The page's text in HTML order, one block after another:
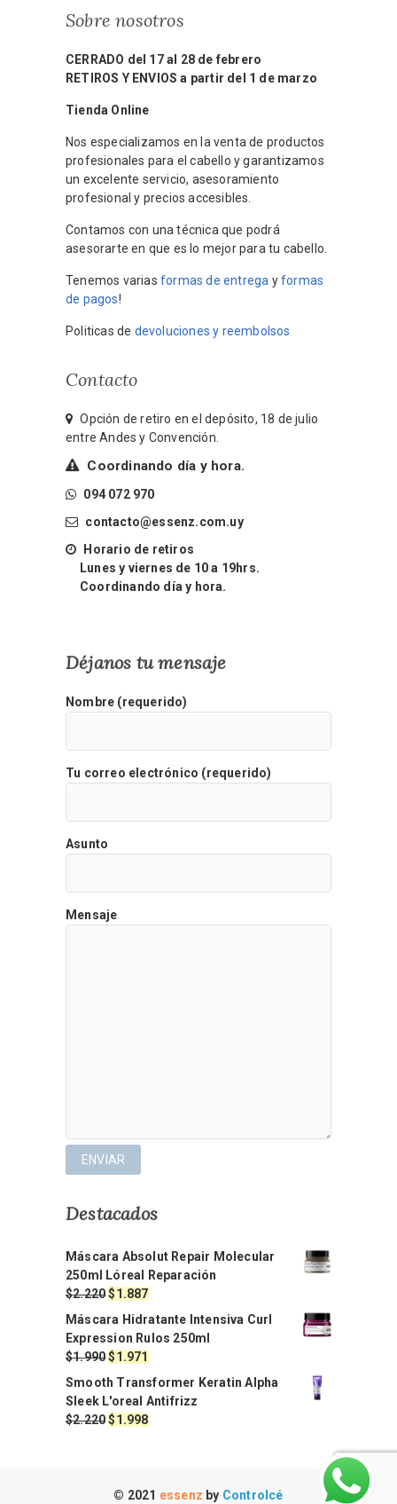
Sobre nosotros
CERRADO del 17 al 28 de febrero
RETIROS Y ENVIOS a partir del 1 de marzo
Tienda Online
Nos especializamos en la venta de productos
profesionales para el cabello y garantizamos
un excelente servicio, asesoramiento
profesional y precios accesibles.
Contamos con una técnica que podrá
asesorarte en que es lo mejor para tu cabello.
Tenemos varias formas de entrega yformas
de pagos!
Politicas de devoluciones y reembolsos
Contacto
Opción de retiro en el depósito, 18 de julio
entre Andes y Convención.
Coordinando día y hora.
094 072 970
contacto@essenz.com.uy
Horario de retiros
Lunes y viernes de 10 a 19hrs.
Coordinando día y hora.
Déjanos tu mensaje
Nombre (requerido)
Tu correo electrónico (requerido)
Asunto
Mensaje
Destacados
Máscara Absolut Repair Molecular
250ml Lóreal Reparación
$2.220El
precio
original
era:
$2.220.
$1.887El
actual
es:
$1.887.
Máscara Hidratante Intensiva Curl
Expression Rulos 250ml
$1.990El
precio
original
era:
$1.990.
$1.971
precio
actual
es:
$1.971.
Smooth Transformer Keratin Alpha
Sleek L'oreal Antifrizz
$2.220El
$2.220.
$1.998El
$1.998.
© 2021 essenz by Controlcé